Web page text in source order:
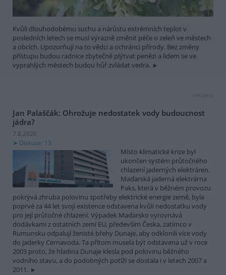
Kvůli dlouhodobému suchu a nárůstu extrémních teplot v
posledních letech se musí výrazně změnit péče o zeleň ve městech
a obcích. Upozorňují na to vědci a ochránci přírody. Bez změny
přístupu budou radnice zbytečně plýtvat penězi a lidem se ve
vyprahlých městech budou hůř zvládat vedra.
reklama
Jan Palaščák: Ohrožuje nedostatek vody budoucnost
jádra?
7.8.2026
Diskuse: 13
Místo klimatické krize byl
ukončen systém průtočného
chlazení jaderných elektráren.
Maďarská jaderná elektrárna
Paks, která v běžném provozu
pokrývá zhruba polovinu spotřeby elektrické energie země, byla
poprvé za 44 let svojí existence odstavena kvůli nedostatku vody
pro její průtočné chlazení. Výpadek Maďarsko vyrovnává
dodávkami z ostatních zemí EU, především Česka, zatímco v
Rumunsku odpalují ženisté břehy Dunaje, aby odklonili více vody
do jaderky Cernavoda. Ta přitom musela být odstavena už v roce
2003 proto, že hladina Dunaje klesla pod polovinu běžného
vodního stavu, a do podobných potíží se dostala i v letech 2007 a
2011.